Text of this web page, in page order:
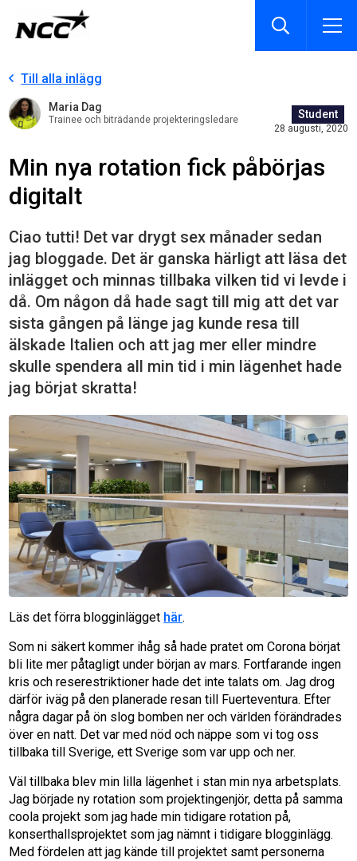
Till alla inlägg
Maria Dag
Trainee och biträdande projekteringsledare Student
28 augusti, 2020
Min nya rotation fick påbörjas
digitalt
Ciao tutti! Det var drygt sex månader sedan
jag bloggade. Det är ganska härligt att läsa det
inlägget och minnas tillbaka vilken tid vi levde i
då. Om någon då hade sagt till mig att det var
sista gången på länge jag kunde resa till
älskade Italien och att jag mer eller mindre
skulle spendera all min tid i min lägenhet hade
jag börjat skratta!
Läs det förra blogginlägget här.
Som ni säkert kommer ihåg så hade pratet om Corona börjat
bli lite mer påtagligt under början av mars. Fortfarande ingen
kris och reserestriktioner hade det inte talats om. Jag drog
därför iväg på den planerade resan till Fuerteventura. Efter
några dagar på ön slog bomben ner och världen förändrades
över en natt. Det var med nöd och näppe som vi tog oss
tillbaka till Sverige, ett Sverige som var upp och ner.
Väl tillbaka blev min lilla lägenhet i stan min nya arbetsplats.
Jag började ny rotation som projektingenjör, detta på samma
coola projekt som jag hade min tidigare rotation på,
konserthallsprojektet som jag nämnt i tidigare blogginlägg.
Med fördelen att jag kände till projektet samt personerna